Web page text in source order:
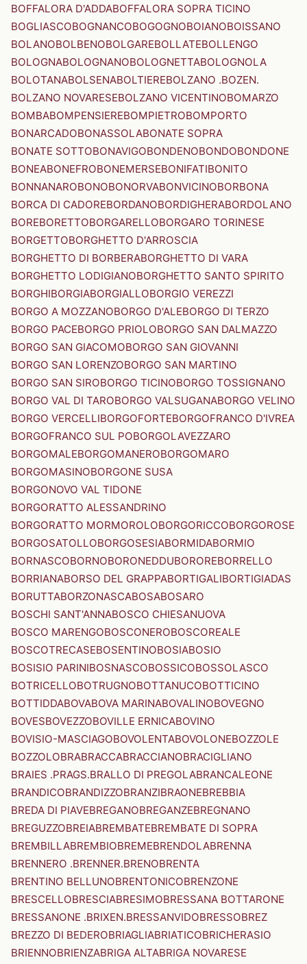
BOFFALORA D'ADDABOFFALORA SOPRA TICINO
BOGLIASCOBOGNANCOBOGOGNOBOIANOBOISSANO
BOLANOBOLBENOBOLGAREBOLLATEBOLLENGO
BOLOGNABOLOGNANOBOLOGNETTABOLOGNOLA
BOLOTANABOLSENABOLTIEREBOLZANO .BOZEN.
BOLZANO NOVARESEBOLZANO VICENTINOBOMARZO
BOMBABOMPENSIEREBOMPIETROBOMPORTO
BONARCADOBONASSOLABONATE SOPRA
BONATE SOTTOBONAVIGOBONDENOBONDOBONDONE
BONEABONEFROBONEMERSEBONIFATIBONITO
BONNANAROBONOBONORVABONVICINOBORBONA
BORCA DI CADOREBORDANOBORDIGHERABORDOLANO
BOREBORETTOBORGARELLOBORGARO TORINESE
BORGETTOBORGHETTO D'ARROSCIA
BORGHETTO DI BORBERABORGHETTO DI VARA
BORGHETTO LODIGIANOBORGHETTO SANTO SPIRITO
BORGHIBORGIABORGIALLOBORGIO VEREZZI
BORGO A MOZZANOBORGO D'ALEBORGO DI TERZO
BORGO PACEBORGO PRIOLOBORGO SAN DALMAZZO
BORGO SAN GIACOMOBORGO SAN GIOVANNI
BORGO SAN LORENZOBORGO SAN MARTINO
BORGO SAN SIROBORGO TICINOBORGO TOSSIGNANO
BORGO VAL DI TAROBORGO VALSUGANABORGO VELINO
BORGO VERCELLIBORGOFORTEBORGOFRANCO D'IVREA
BORGOFRANCO SUL POBORGOLAVEZZARO
BORGOMALEBORGOMANEROBORGOMARO
BORGOMASINOBORGONE SUSA
BORGONOVO VAL TIDONE
BORGORATTO ALESSANDRINO
BORGORATTO MORMOROLOBORGORICCOBORGOROSE
BORGOSATOLLOBORGOSESIABORMIDABORMIO
BORNASCOBORNOBORONEDDUBOROREBORRELLO
BORRIANABORSO DEL GRAPPABORTIGALIBORTIGIADAS
BORUTTABORZONASCABOSABOSARO
BOSCHI SANT'ANNABOSCO CHIESANUOVA
BOSCO MARENGOBOSCONEROBOSCOREALE
BOSCOTRECASEBOSENTINOBOSIABOSIO
BOSISIO PARINIBOSNASCOBOSSICOBOSSOLASCO
BOTRICELLOBOTRUGNOBOTTANUCOBOTTICINO
BOTTIDDABOVABOVA MARINABOVALINOBOVEGNO
BOVESBOVEZZOBOVILLE ERNICABOVINO
BOVISIO-MASCIAGOBOVOLENTABOVOLONEBOZZOLE
BOZZOLOBRABRACCABRACCIANOBRACIGLIANO
BRAIES .PRAGS.BRALLO DI PREGOLABRANCALEONE
BRANDICOBRANDIZZOBRANZIBRAONEBREBBIA
BREDA DI PIAVEBREGANOBREGANZEBREGNANO
BREGUZZOBREIABREMBATEBREMBATE DI SOPRA
BREMBILLABREMBIOBREMEBRENDOLABRENNA
BRENNERO .BRENNER.BRENOBRENTA
BRENTINO BELLUNOBRENTONICOBRENZONE
BRESCELLOBRESCIABRESIMOBRESSANA BOTTARONE
BRESSANONE .BRIXEN.BRESSANVIDOBRESSOBREZ
BREZZO DI BEDEROBRIAGLIABRIATICOBRICHERASIO
BRIENNOBRIENZABRIGA ALTABRIGA NOVARESE